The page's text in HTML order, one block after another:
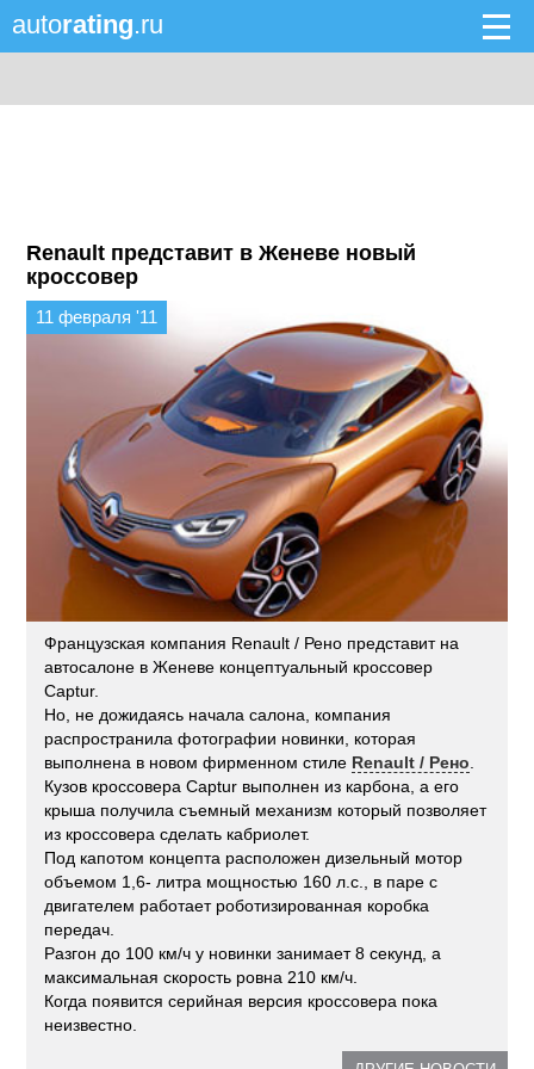
autorating.ru
Renault представит в Женеве новый
кроссовер
11 февраля '11
Французская компания Renault / Рено представит на
автосалоне в Женеве концептуальный кроссовер
Captur.
Но, не дожидаясь начала салона, компания
распространила фотографии новинки, которая
выполнена в новом фирменном стиле Renault / Рено
Кузов кроссовера Captur выполнен из карбона, а его
крыша получила съемный механизм который позволяет
из кроссовера сделать кабриолет.
Под капотом концепта расположен дизельный мотор
объемом 1,6- литра мощностью 160 л.с., в паре с
двигателем работает роботизированная коробка
передач.
Разгон до 100 км/ч у новинки занимает 8 секунд, а
максимальная скорость ровна 210 км/ч.
Когда появится серийная версия кроссовера пока
неизвестно.